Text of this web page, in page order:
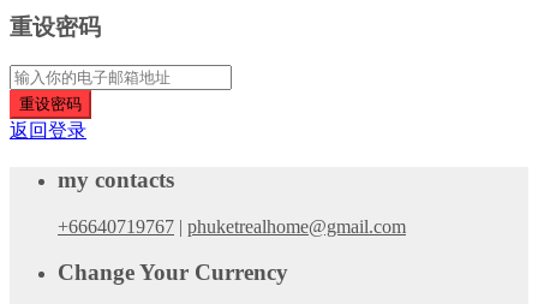
重设密码
重设密码
返回登录
my contacts
+66640719767 | phuketrealhome@gmail.com
Change Your Currency